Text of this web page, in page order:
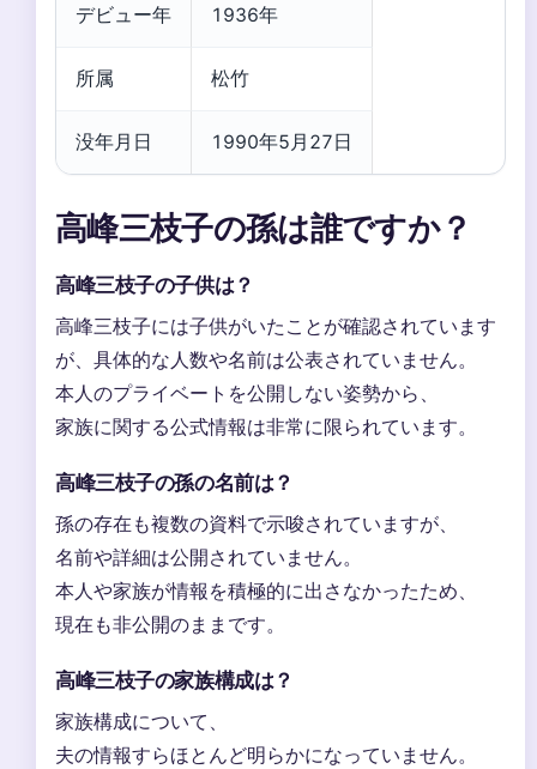
デビュー年 1936年
所属 松竹
没年月日 1990年5月27日
高峰三枝子の孫は誰ですか？
高峰三枝子の子供は？
高峰三枝子には子供がいたことが確認されています
が、具体的な人数や名前は公表されていません。
本人のプライベートを公開しない姿勢から、
家族に関する公式情報は非常に限られています。
高峰三枝子の孫の名前は？
孫の存在も複数の資料で示唆されていますが、
名前や詳細は公開されていません。
本人や家族が情報を積極的に出さなかったため、
現在も非公開のままです。
高峰三枝子の家族構成は？
家族構成について、
夫の情報すらほとんど明らかになっていません。